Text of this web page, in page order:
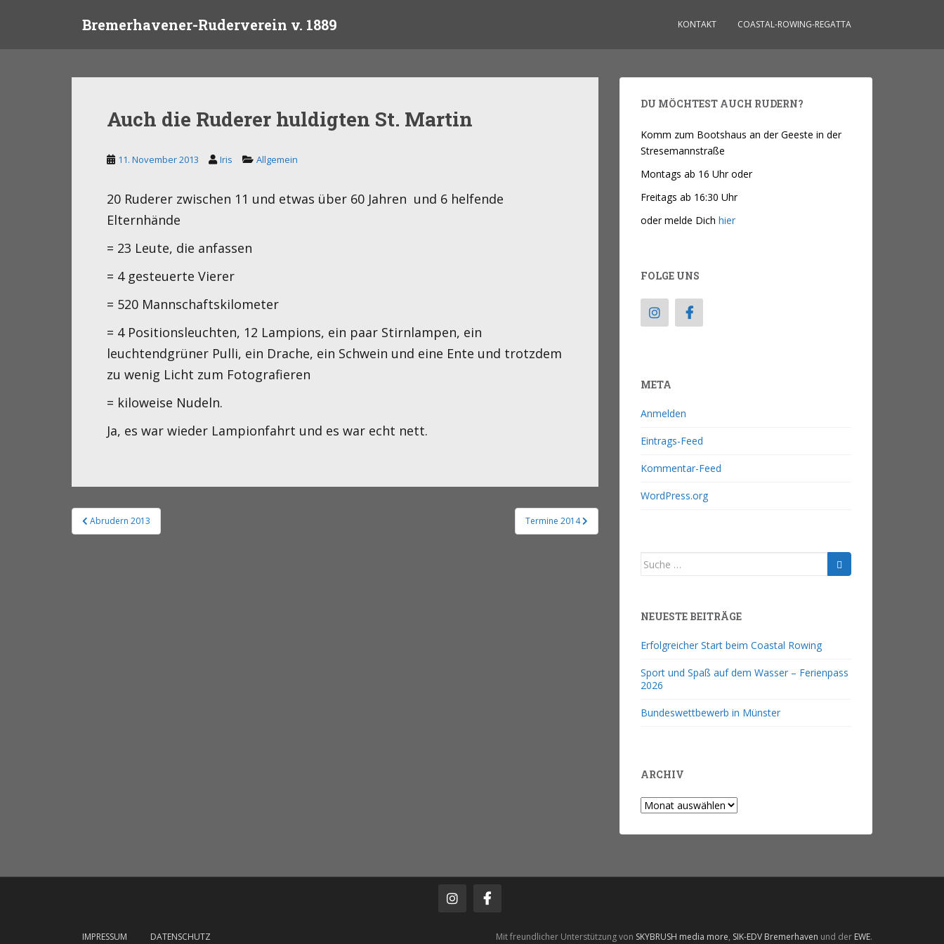
Bremerhavener-Ruderverein v. 1889 KONTAKT COASTAL-ROWING-REGATTA
Auch die Ruderer huldigten St. Martin
11. November 2013 Iris Allgemein
20 Ruderer zwischen 11 und etwas über 60 Jahren und 6 helfende
Elternhände
= 23 Leute, die anfassen
= 4 gesteuerte Vierer
= 520 Mannschaftskilometer
= 4 Positionsleuchten, 12 Lampions, ein paar Stirnlampen, ein
leuchtendgrüner Pulli, ein Drache, ein Schwein und eine Ente und trotzdem
zu wenig Licht zum Fotografieren
= kiloweise Nudeln.
Ja, es war wieder Lampionfahrt und es war echt nett.
Abrudern 2013 Termine 2014
DU MÖCHTEST AUCH RUDERN?
Komm zum Bootshaus an der Geeste in der
Stresemannstraße
Montags ab 16 Uhr oder
Freitags ab 16:30 Uhr
oder melde Dich hier
FOLGE UNS
META
Anmelden
Eintrags-Feed
Kommentar-Feed
WordPress.org
NEUESTE BEITRÄGE
Erfolgreicher Start beim Coastal Rowing
Sport und Spaß auf dem Wasser – Ferienpass
2026
Bundeswettbewerb in Münster
ARCHIV
IMPRESSUM DATENSCHUTZ Mit freundlicher Unterstützung von SKYBRUSH media more, SIK-EDV Bremerhaven und der EWE.